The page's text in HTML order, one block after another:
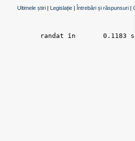
Ultimele știri | Legislație | Întrebări și răspunsuri |
randat în